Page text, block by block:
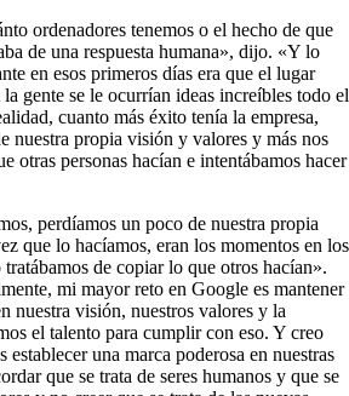
ordenadores tenemos o el hecho de que
de una respuesta humana», dijo. «Y lo
en esos primeros días era que el lugar
gente se le ocurrían ideas increíbles todo el
cuanto más éxito tenía la empresa,
nuestra propia visión y valores y más nos
otras personas hacían e intentábamos hacer
perdíamos un poco de nuestra propia
que lo hacíamos, eran los momentos en los
de copiar lo que otros hacían».
mi mayor reto en Google es mantener
nuestra visión, nuestros valores y la
el talento para cumplir con eso. Y creo
establecer una marca poderosa en nuestras
que se trata de seres humanos y que se